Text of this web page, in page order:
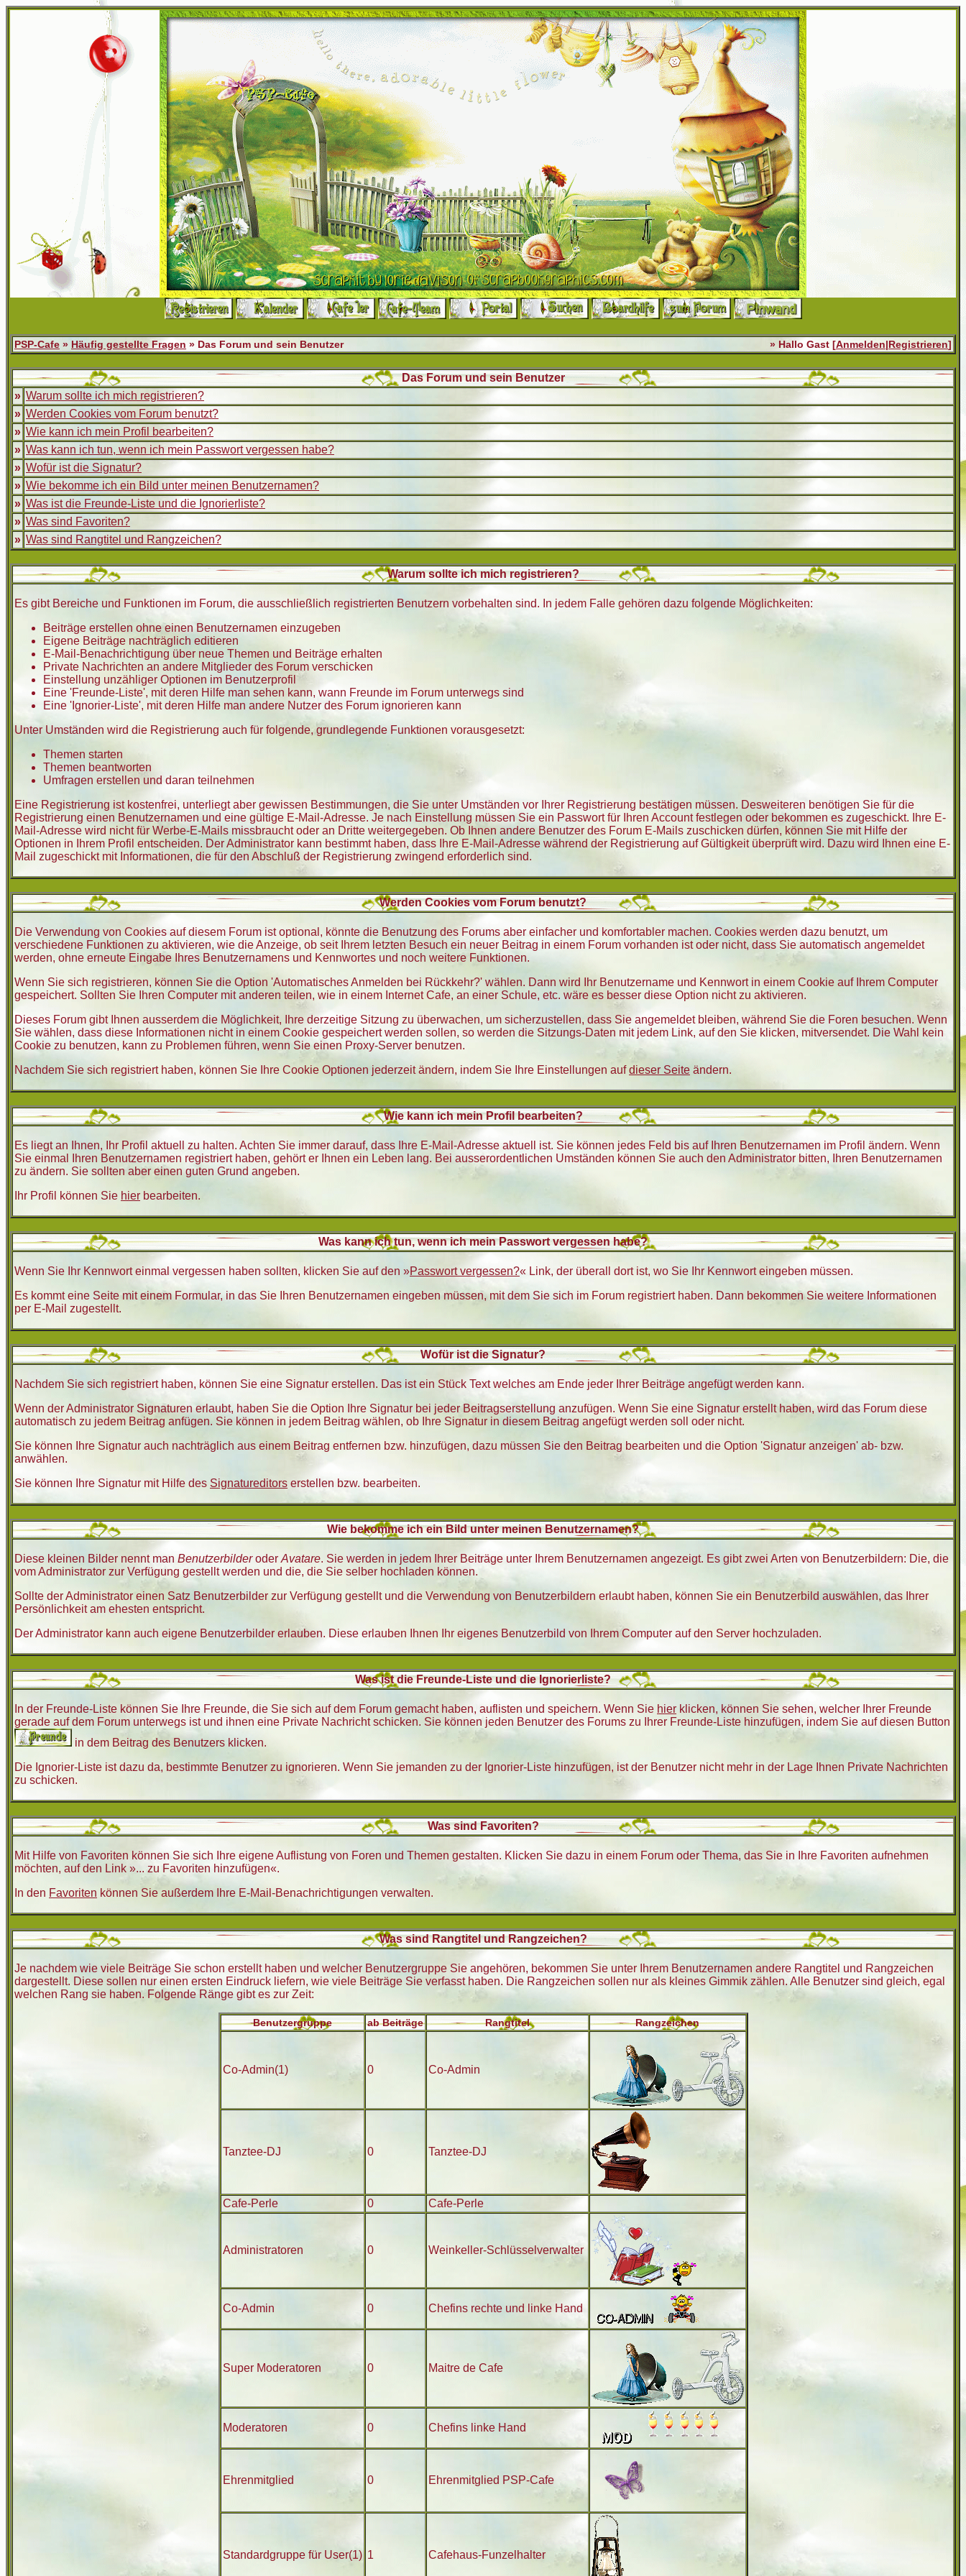
PSP-Cafe » Häufig gestellte Fragen » Das Forum und sein Benutzer » Hallo Gast [Anmelden|Registrieren]
Das Forum und sein Benutzer
» Warum sollte ich mich registrieren?
» Werden Cookies vom Forum benutzt?
» Wie kann ich mein Profil bearbeiten?
» Was kann ich tun, wenn ich mein Passwort vergessen habe?
» Wofür ist die Signatur?
» Wie bekomme ich ein Bild unter meinen Benutzernamen?
» Was ist die Freunde-Liste und die Ignorierliste?
» Was sind Favoriten?
» Was sind Rangtitel und Rangzeichen?
Warum sollte ich mich registrieren?
Es gibt Bereiche und Funktionen im Forum, die ausschließlich registrierten Benutzern vorbehalten sind. In jedem Falle gehören dazu folgende Möglichkeiten:
Beiträge erstellen ohne einen Benutzernamen einzugeben
Eigene Beiträge nachträglich editieren
E-Mail-Benachrichtigung über neue Themen und Beiträge erhalten
Private Nachrichten an andere Mitglieder des Forum verschicken
Einstellung unzähliger Optionen im Benutzerprofil
Eine 'Freunde-Liste', mit deren Hilfe man sehen kann, wann Freunde im Forum unterwegs sind
Eine 'Ignorier-Liste', mit deren Hilfe man andere Nutzer des Forum ignorieren kann
Unter Umständen wird die Registrierung auch für folgende, grundlegende Funktionen vorausgesetzt:
Themen starten
Themen beantworten
Umfragen erstellen und daran teilnehmen
Eine Registrierung ist kostenfrei, unterliegt aber gewissen Bestimmungen, die Sie unter Umständen vor Ihrer Registrierung bestätigen müssen. Desweiteren benötigen Sie für die
Registrierung einen Benutzernamen und eine gültige E-Mail-Adresse. Je nach Einstellung müssen Sie ein Passwort für Ihren Account festlegen oder bekommen es zugeschickt. Ihre E-
Mail-Adresse wird nicht für Werbe-E-Mails missbraucht oder an Dritte weitergegeben. Ob Ihnen andere Benutzer des Forum E-Mails zuschicken dürfen, können Sie mit Hilfe der
Optionen in Ihrem Profil entscheiden. Der Administrator kann bestimmt haben, dass Ihre E-Mail-Adresse während der Registrierung auf Gültigkeit überprüft wird. Dazu wird Ihnen eine E-
Mail zugeschickt mit Informationen, die für den Abschluß der Registrierung zwingend erforderlich sind.
Werden Cookies vom Forum benutzt?
Die Verwendung von Cookies auf diesem Forum ist optional, könnte die Benutzung des Forums aber einfacher und komfortabler machen. Cookies werden dazu benutzt, um
verschiedene Funktionen zu aktivieren, wie die Anzeige, ob seit Ihrem letzten Besuch ein neuer Beitrag in einem Forum vorhanden ist oder nicht, dass Sie automatisch angemeldet
werden, ohne erneute Eingabe Ihres Benutzernamens und Kennwortes und noch weitere Funktionen.
Wenn Sie sich registrieren, können Sie die Option 'Automatisches Anmelden bei Rückkehr?' wählen. Dann wird Ihr Benutzername und Kennwort in einem Cookie auf Ihrem Computer
gespeichert. Sollten Sie Ihren Computer mit anderen teilen, wie in einem Internet Cafe, an einer Schule, etc. wäre es besser diese Option nicht zu aktivieren.
Dieses Forum gibt Ihnen ausserdem die Möglichkeit, Ihre derzeitige Sitzung zu überwachen, um sicherzustellen, dass Sie angemeldet bleiben, während Sie die Foren besuchen. Wenn
Sie wählen, dass diese Informationen nicht in einem Cookie gespeichert werden sollen, so werden die Sitzungs-Daten mit jedem Link, auf den Sie klicken, mitversendet. Die Wahl kein
Cookie zu benutzen, kann zu Problemen führen, wenn Sie einen Proxy-Server benutzen.
Nachdem Sie sich registriert haben, können Sie Ihre Cookie Optionen jederzeit ändern, indem Sie Ihre Einstellungen aufdieser Seite ändern.
Wie kann ich mein Profil bearbeiten?
Es liegt an Ihnen, Ihr Profil aktuell zu halten. Achten Sie immer darauf, dass Ihre E-Mail-Adresse aktuell ist. Sie können jedes Feld bis auf Ihren Benutzernamen im Profil ändern. Wenn
Sie einmal Ihren Benutzernamen registriert haben, gehört er Ihnen ein Leben lang. Bei ausserordentlichen Umständen können Sie auch den Administrator bitten, Ihren Benutzernamen
zu ändern. Sie sollten aber einen guten Grund angeben.
Ihr Profil können Sie hier bearbeiten.
Was kann ich tun, wenn ich mein Passwort vergessen habe?
Wenn Sie Ihr Kennwort einmal vergessen haben sollten, klicken Sie auf den »Passwort vergessen?« Link, der überall dort ist, wo Sie Ihr Kennwort eingeben müssen.
Es kommt eine Seite mit einem Formular, in das Sie Ihren Benutzernamen eingeben müssen, mit dem Sie sich im Forum registriert haben. Dann bekommen Sie weitere Informationen
per E-Mail zugestellt.
Wofür ist die Signatur?
Nachdem Sie sich registriert haben, können Sie eine Signatur erstellen. Das ist ein Stück Text welches am Ende jeder Ihrer Beiträge angefügt werden kann.
Wenn der Administrator Signaturen erlaubt, haben Sie die Option Ihre Signatur bei jeder Beitragserstellung anzufügen. Wenn Sie eine Signatur erstellt haben, wird das Forum diese
automatisch zu jedem Beitrag anfügen. Sie können in jedem Beitrag wählen, ob Ihre Signatur in diesem Beitrag angefügt werden soll oder nicht.
Sie können Ihre Signatur auch nachträglich aus einem Beitrag entfernen bzw. hinzufügen, dazu müssen Sie den Beitrag bearbeiten und die Option 'Signatur anzeigen' ab- bzw.
anwählen.
Sie können Ihre Signatur mit Hilfe des Signatureditors erstellen bzw. bearbeiten.
Wie bekomme ich ein Bild unter meinen Benutzernamen?
Diese kleinen Bilder nennt man Benutzerbilderoder Avatare. Sie werden in jedem Ihrer Beiträge unter Ihrem Benutzernamen angezeigt. Es gibt zwei Arten von Benutzerbildern: Die, die
vom Administrator zur Verfügung gestellt werden und die, die Sie selber hochladen können.
Sollte der Administrator einen Satz Benutzerbilder zur Verfügung gestellt und die Verwendung von Benutzerbildern erlaubt haben, können Sie ein Benutzerbild auswählen, das Ihrer
Persönlichkeit am ehesten entspricht.
Der Administrator kann auch eigene Benutzerbilder erlauben. Diese erlauben Ihnen Ihr eigenes Benutzerbild von Ihrem Computer auf den Server hochzuladen.
Was ist die Freunde-Liste und die Ignorierliste?
In der Freunde-Liste können Sie Ihre Freunde, die Sie sich auf dem Forum gemacht haben, auflisten und speichern. Wenn Sie hier klicken, können Sie sehen, welcher Ihrer Freunde
gerade auf dem Forum unterwegs ist und ihnen eine Private Nachricht schicken. Sie können jeden Benutzer des Forums zu Ihrer Freunde-Liste hinzufügen, indem Sie auf diesen Button
in dem Beitrag des Benutzers klicken.
Die Ignorier-Liste ist dazu da, bestimmte Benutzer zu ignorieren. Wenn Sie jemanden zu der Ignorier-Liste hinzufügen, ist der Benutzer nicht mehr in der Lage Ihnen Private Nachrichten
zu schicken.
Was sind Favoriten?
Mit Hilfe von Favoriten können Sie sich Ihre eigene Auflistung von Foren und Themen gestalten. Klicken Sie dazu in einem Forum oder Thema, das Sie in Ihre Favoriten aufnehmen
möchten, auf den Link »... zu Favoriten hinzufügen«.
In den Favoriten können Sie außerdem Ihre E-Mail-Benachrichtigungen verwalten.
Was sind Rangtitel und Rangzeichen?
Je nachdem wie viele Beiträge Sie schon erstellt haben und welcher Benutzergruppe Sie angehören, bekommen Sie unter Ihrem Benutzernamen andere Rangtitel und Rangzeichen
dargestellt. Diese sollen nur einen ersten Eindruck liefern, wie viele Beiträge Sie verfasst haben. Die Rangzeichen sollen nur als kleines Gimmik zählen. Alle Benutzer sind gleich, egal
welchen Rang sie haben. Folgende Ränge gibt es zur Zeit:
Benutzergruppe ab Beiträge Rangtitel Rangzeichen
Co-Admin(1) 0 Co-Admin
Tanztee-DJ 0 Tanztee-DJ
Cafe-Perle 0 Cafe-Perle
Administratoren 0 Weinkeller-Schlüsselverwalter
Co-Admin 0 Chefins rechte und linke Hand
Super Moderatoren 0 Maitre de Cafe
Moderatoren 0 Chefins linke Hand
Ehrenmitglied 0 Ehrenmitglied PSP-Cafe
Standardgruppe für User(1) 1 Cafehaus-Funzelhalter